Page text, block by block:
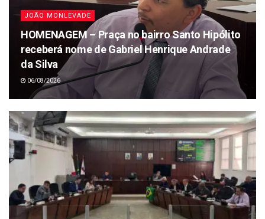
JOÃO MONLEVADE
HOMENAGEM – Praça no bairro Santo Hipólito
receberá nome de Gabriel Henrique Andrade
da Silva
06/08/2026